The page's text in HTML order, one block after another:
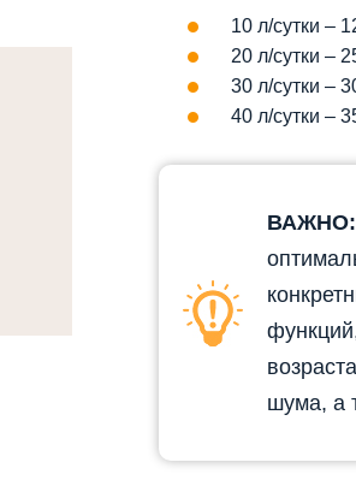
10 л/сутки –
20 л/сутки –
30 л/сутки –
40 л/сутки –
ВАЖНО:
шума, а